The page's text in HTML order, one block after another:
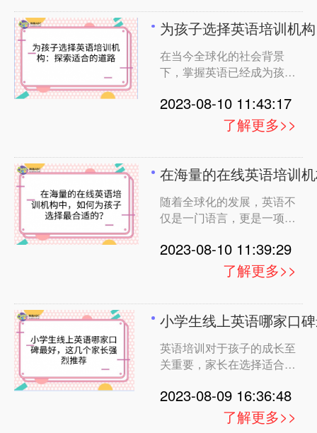
实情境中感受英语。他们强
调培养孩子的英语思维，使
英语不再是简单的课程，而
是贯穿于日常生活的一部
教
瞩目。在本文中，我们将从
家长的视角出发，深入分析
这些机构的特点，并为您推
荐趣趣ABC，理由将在结语
乐与英语的奇妙融合 唱唱
启蒙将音乐融入英语学习，
创造出一种趣味十足的学习
方式。孩子们通过动听的儿
歌和歌曲，轻松地学习英语
单词和表达，同时培养语感
和发音准确性。这种创新教
学方法不仅让孩子在欢乐中
为孩子选择英语培训机
在当今全球化的社会背景
下，掌握英语已经成为孩子
而，面对众多的英语培训机
构，家长们常常陷入选择的
困境。本文将从家长的角度
叮咚课堂、趣趣ABC、
Hellokid、贝达英语以及
VIPKid等机构的课程特点，
为您提供一些建议。 1. 阿
索作为知名在线英语培训机
构，拥有丰富的教学资源和
师资团队。其特点在于严格
方法，强调培养孩子的听说
能力。家长们可以选择课程
类型，让孩子从小接触国际
化的教学模式。 2. 叮咚课
2023-08-10 11:43:17
了解更多>>
在海量的在线英语培训
随着全球化的发展，英语不
仅是一门语言，更是一项重
为孩子选择一家优质的英语
培训机构是一项重要任务。
在众多选择中，我们挑选了
析，帮助家长做出明智的决
策。 1. 小猴英语： 课程特
点：小猴英语注重幼儿英语
启蒙，通过趣味性的互动课
课程内容丰富，融合了英
语、科学、艺术等元素。
特点分析：小猴英语侧重于
2023-08-10 11:39:29
了解更多>>
小学生线上英语哪家口
英语培训对于孩子的成长至
关重要，家长在选择适合的
素。以下是对瓜瓜龙英语、
阿卡索、趣趣ABC、说客英
语、哈沃和hellokid等机构
2023-08-09 16:36:48
了解更多>>